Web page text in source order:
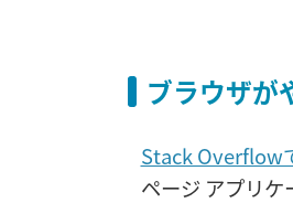
ブラウザが
Stack Overflow
ページ アプリ